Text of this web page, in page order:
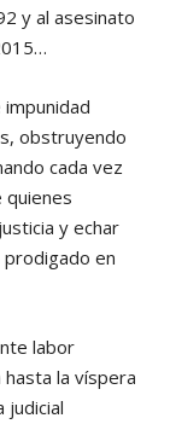
y al asesinato
obstruyendo
cada vez
quienes
y echar
en
labor
la víspera
judicial